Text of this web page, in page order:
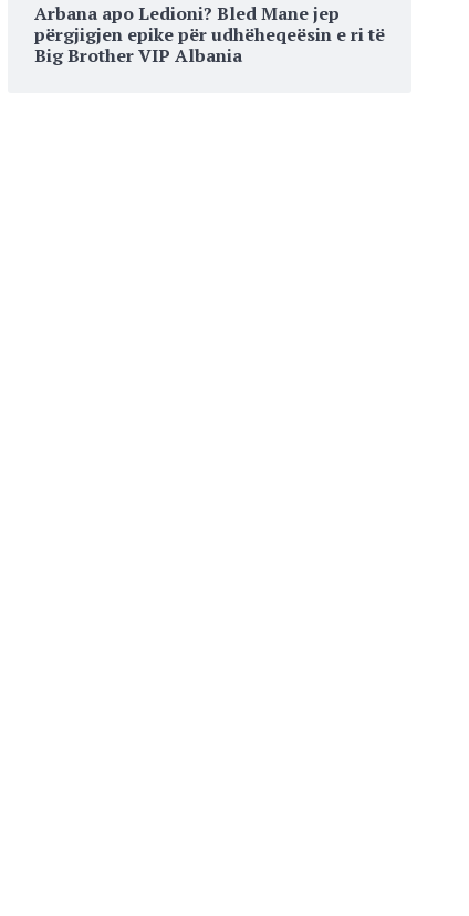
Arbana apo Ledioni? Bled Mane jep
përgjigjen epike për udhëheqeësin e ri të
Big Brother VIP Albania